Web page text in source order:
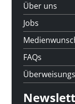
Über uns
Jobs
FAQs